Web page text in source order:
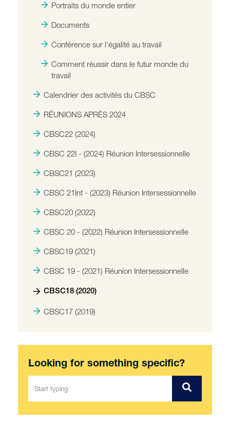
Portraits du monde entier
Documents
Conférence sur l'égalité au travail
Comment réussir dans le futur monde du
travail
Calendrier des activités du CBSC
RÉUNIONS APRÈS 2024
CBSC22 (2024)
CBSC 22I - (2024) Réunion Intersessionnelle
CBSC21 (2023)
CBSC 21Int - (2023) Réunion Intersessionnelle
CBSC20 (2022)
CBSC 20 - (2022) Réunion Intersessionnelle
CBSC19 (2021)
CBSC 19 - (2021) Réunion Intersessionnelle
CBSC18 (2020)
CBSC17 (2019)
Looking for something specific?